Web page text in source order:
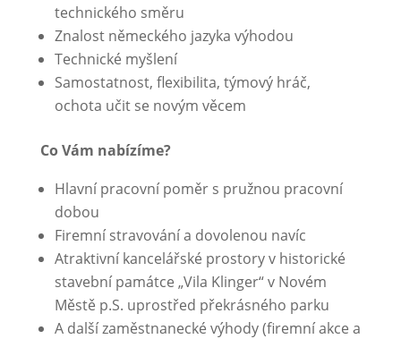
technického směru
Znalost německého jazyka výhodou
Technické myšlení
Samostatnost, flexibilita, týmový hráč,
ochota učit se novým věcem
Co Vám nabízíme?
Hlavní pracovní poměr s pružnou pracovní
dobou
Firemní stravování a dovolenou navíc
Atraktivní kancelářské prostory v historické
stavební památce „Vila Klinger“ v Novém
Městě p.S. uprostřed překrásného parku
A další zaměstnanecké výhody (firemní akce a